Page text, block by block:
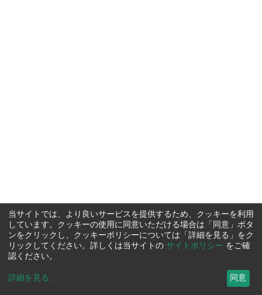
当サイトでは、より良いサービスを提供するため、クッキーを利用
しています。クッキーの使用に同意いただける場合は「同意」ボタ
ンをクリックし、クッキーポリシーについては「詳細を見る」をク
リックしてください。詳しくは当サイトの サイトポリシー をご確
認ください。
詳細を見る ... 同意